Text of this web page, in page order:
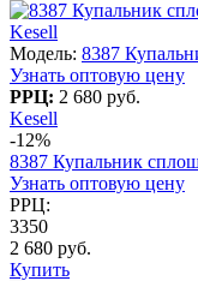
Kesell
Модель: 8387
Узнать оптовую цену
РРЦ: 2 680 руб.
Kesell
-12%
8387 Купальник
Узнать оптовую цену
РРЦ:
3350
2 680 руб.
Купить